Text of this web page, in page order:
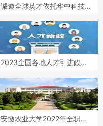
诚邀全球英才依托华中科技大
2023全国各地人才引进政策
安徽农业大学2022年全职博